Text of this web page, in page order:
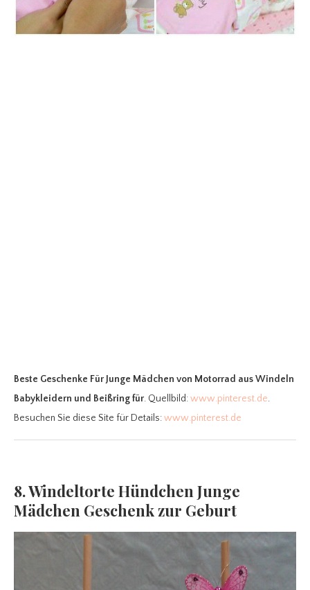
Beste Geschenke Für Junge Mädchen von Motorrad aus Windeln
Babykleidern und Beißring für. Quellbild:www.pinterest.de.
Besuchen Sie diese Site für Details:www.pinterest.de
8. Windeltorte Hündchen Junge
Mädchen Geschenk zur Geburt